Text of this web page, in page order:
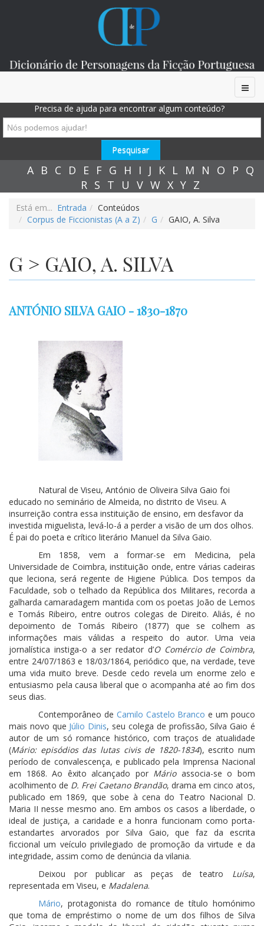
Precisa de ajuda para encontrar algum conteúdo?
A B C D E F G H I J K L M N O P Q
R S T U V W X Y Z
Está em... Entrada
Conteúdos
Corpus de Ficcionistas (A a Z)
G GAIO, A. Silva
G > GAIO, A. SILVA
ANTÓNIO SILVA GAIO - 1830-1870
Natural de Viseu, António de Oliveira Silva Gaio foi
educado no seminário de Almeida, no distrito de Viseu. A
insurreição contra essa instituição de ensino, em desfavor da
investida miguelista, levá-lo-á a perder a visão de um dos olhos.
É pai do poeta e crítico literário Manuel da Silva Gaio.
Em 1858, vem a formar-se em Medicina, pela
Universidade de Coimbra, instituição onde, entre várias cadeiras
que leciona, será regente de Higiene Pública. Dos tempos da
Faculdade, sob o telhado da República dos Militares, recorda a
galharda camaradagem mantida com os poetas João de Lemos
e Tomás Ribeiro, entre outros colegas de Direito. Aliás, é no
depoimento de Tomás Ribeiro (1877) que se colhem as
informações mais válidas a respeito do autor. Uma veia
jornalística instiga-o a ser redator d’O Comércio de Coimbra,
entre 24/07/1863 e 18/03/1864, periódico que, na verdade, teve
uma vida muito breve. Desde cedo revela um enorme zelo e
entusiasmo pela causa liberal que o acompanha até ao fim dos
seus dias.
Contemporâneo de Camilo Castelo Branco e um pouco
mais novo que Júlio Dinis, seu colega de profissão, Silva Gaio é
autor de um só romance histórico, com traços de atualidade
(Mário: episódios das lutas civis de 1820-1834), escrito num
período de convalescença, e publicado pela Imprensa Nacional
em 1868. Ao êxito alcançado por Márioassocia-se o bom
acolhimento de D. Frei Caetano Brandão, drama em cinco atos,
publicado em 1869, que sobe à cena do Teatro Nacional D.
Maria II nesse mesmo ano. Em ambos os casos a liberdade, o
ideal de justiça, a caridade e a honra funcionam como porta-
estandartes arvorados por Silva Gaio, que faz da escrita
ficcional um veículo privilegiado de promoção da virtude e da
integridade, assim como de denúncia da vilania.
Deixou por publicar as peças de teatro Luísa,
representada em Viseu, e Madalena.
Mário, protagonista do romance de título homónimo
que toma de empréstimo o nome de um dos filhos de Silva